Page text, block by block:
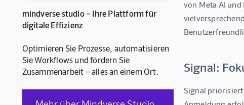
mindverse studio – Ihre Plattform für
digitale Effizienz
Optimieren Sie Prozesse, automatisieren
Sie Workflows und fördern Sie
Zusammenarbeit – alles an einem Ort.
von Meta AI
Signal:
Signal priorisiert